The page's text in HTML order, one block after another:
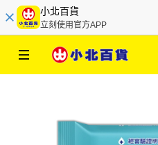
小北百貨
立刻使用官方APP